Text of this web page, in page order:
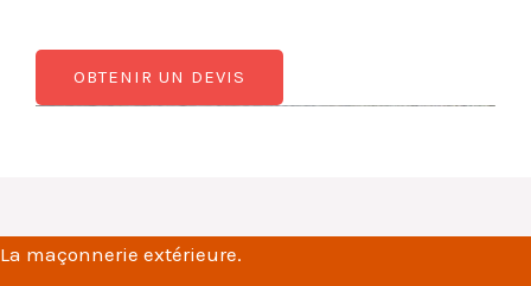
OBTENIR UN DEVIS
La maçonnerie extérieure.